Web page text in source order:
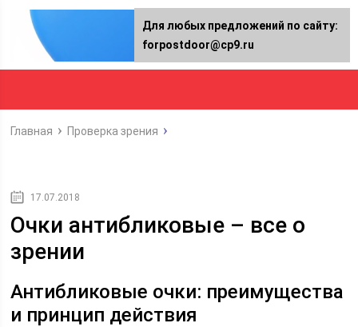
Главная Проверка зрения
17.07.2018
Очки антибликовые – все о
зрении
Антибликовые очки: преимущества
и принцип действия
Для любых предложений по сайту:
forpostdoor@cp9.ru